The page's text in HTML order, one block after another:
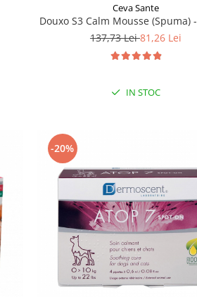
Ceva Sante
Douxo S3 Calm Mousse (Spuma)
137,73 Lei81,26 Lei
IN STOC
-20%